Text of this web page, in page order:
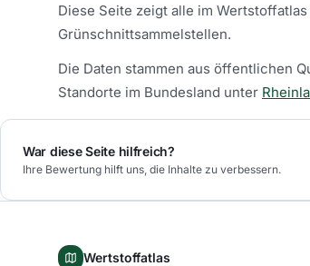
Diese Seite zeigt alle im
Grünschnittsammelstellen.
Die Daten stammen aus öffentlichen
Standorte im Bundesland unter
War diese Seite hilfreich?
Ihre Bewertung hilft uns, die Inhalte zu verbessern.
Wertstoffatlas